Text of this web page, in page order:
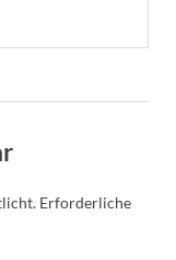
Erforderliche